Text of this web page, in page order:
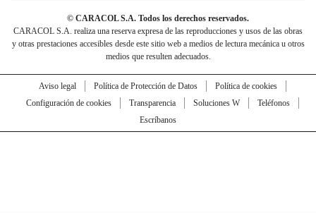
© CARACOL S.A. Todos los derechos reservados.
CARACOL S.A. realiza una reserva expresa de las reproducciones y usos de las obras
y otras prestaciones accesibles desde este sitio web a medios de lectura mecánica u otros
medios que resulten adecuados.
Aviso legal Política de Protección de Datos
Política de cookies
Configuración de cookies
Transparencia Soluciones W
Teléfonos
Escríbanos